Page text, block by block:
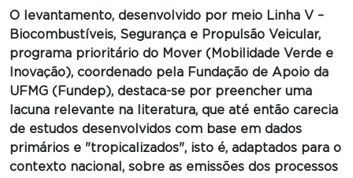
O levantamento, desenvolvido por meio Linha V –
Biocombustíveis, Segurança e Propulsão Veicular,
programa prioritário do Mover (Mobilidade Verde e
Inovação), coordenado pela Fundação de Apoio da
UFMG (Fundep), destaca-se por preencher uma
lacuna relevante na literatura, que até então carecia
de estudos desenvolvidos com base em dados
primários e "tropicalizados", isto é, adaptados para o
contexto nacional, sobre as emissões dos processos